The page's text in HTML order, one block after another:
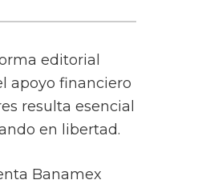
editorial
apoyo financiero
resulta esencial
en libertad.
Banamex